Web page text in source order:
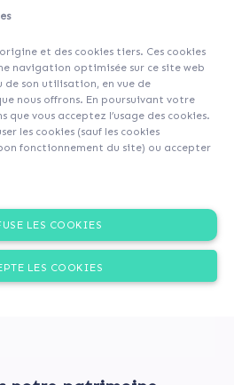
et des cookies tiers. Ces cookies
navigation optimisée sur ce site web
de son utilisation, en vue de
nous offrons. En poursuivant votre
que vous acceptez l’usage des cookies.
les cookies (sauf les cookies
fonctionnement du site) ou accepter
LES COOKIES
LES COOKIES